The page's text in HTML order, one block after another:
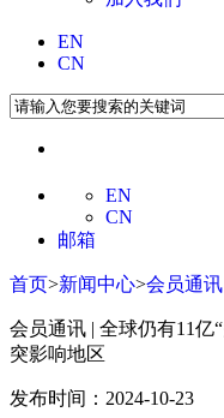
EN
CN
EN
CN
邮箱
首页>新闻中心>会员通讯
会员通讯 | 全球仍有11亿
突影响地区
发布时间：2024-10-23